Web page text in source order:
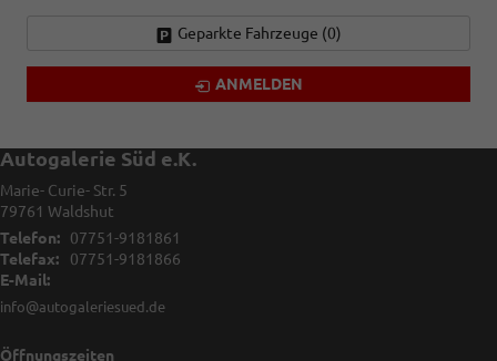
Geparkte Fahrzeuge (0)
ANMELDEN
Autogalerie Süd e.K.
Marie- Curie- Str. 5
79761 Waldshut
Telefon:
07751-9181861
Telefax:
07751-9181866
E-Mail:
info@autogaleriesued.de
Öffnungszeiten